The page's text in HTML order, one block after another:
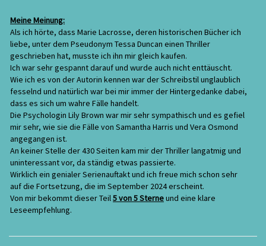
Meine Meinung:
Als ich hörte, dass Marie Lacrosse, deren historischen Bücher ich
liebe, unter dem Pseudonym Tessa Duncan einen Thriller
geschrieben hat, musste ich ihn mir gleich kaufen.
Ich war sehr gespannt darauf und wurde auch nicht enttäuscht.
Wie ich es von der Autorin kennen war der Schreibstil unglaublich
fesselnd und natürlich war bei mir immer der Hintergedanke dabei,
dass es sich um wahre Fälle handelt.
Die Psychologin Lily Brown war mir sehr sympathisch und es gefiel
mir sehr, wie sie die Fälle von Samantha Harris und Vera Osmond
angegangen ist.
An keiner Stelle der 430 Seiten kam mir der Thriller langatmig und
uninteressant vor, da ständig etwas passierte.
Wirklich ein genialer Serienauftakt und ich freue mich schon sehr
auf die Fortsetzung, die im September 2024 erscheint.
Von mir bekommt dieser Teil 5 von 5 Sterneund eine klare
Leseempfehlung.